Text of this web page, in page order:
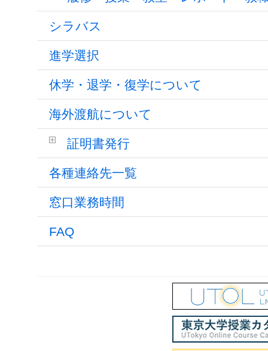
シラバス
進学選択
休学・退学・復学について
海外渡航について
証明書発行
各種連絡先一覧
窓口業務時間
FAQ